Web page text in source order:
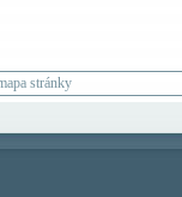
stránky